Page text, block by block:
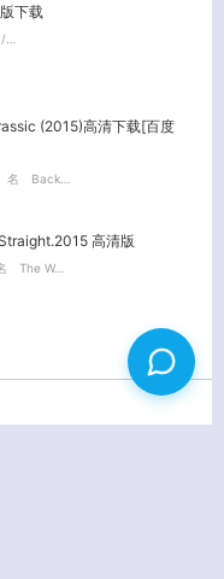
下载
(2015)高清下载[百度
Back…
高清版
W…